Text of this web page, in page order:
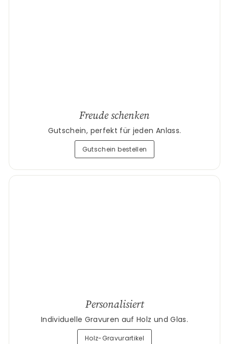
Freude schenken
Gutschein, perfekt für jeden Anlass.
Gutschein bestellen
Personalisiert
Individuelle Gravuren auf Holz und Glas.
Holz-Gravurartikel